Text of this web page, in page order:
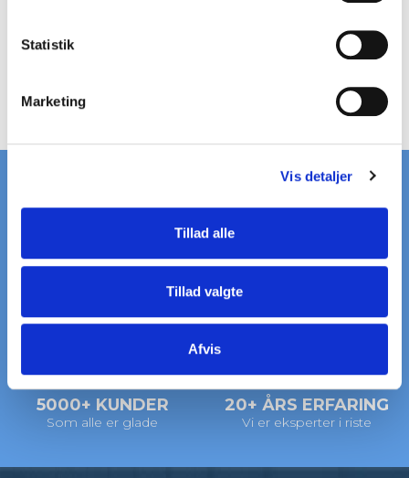
g
Statistik
Marketing
Vis detaljer
Tillad alle
Tillad valgte
Afvis
HURTIG LEVERING
på standardriste af standardriste
LEVERING VI HJÆLPER DIG
5000+ KUNDER
Som alle er glade
20+ ÅRS ERFARING
Vi er eksperter i riste